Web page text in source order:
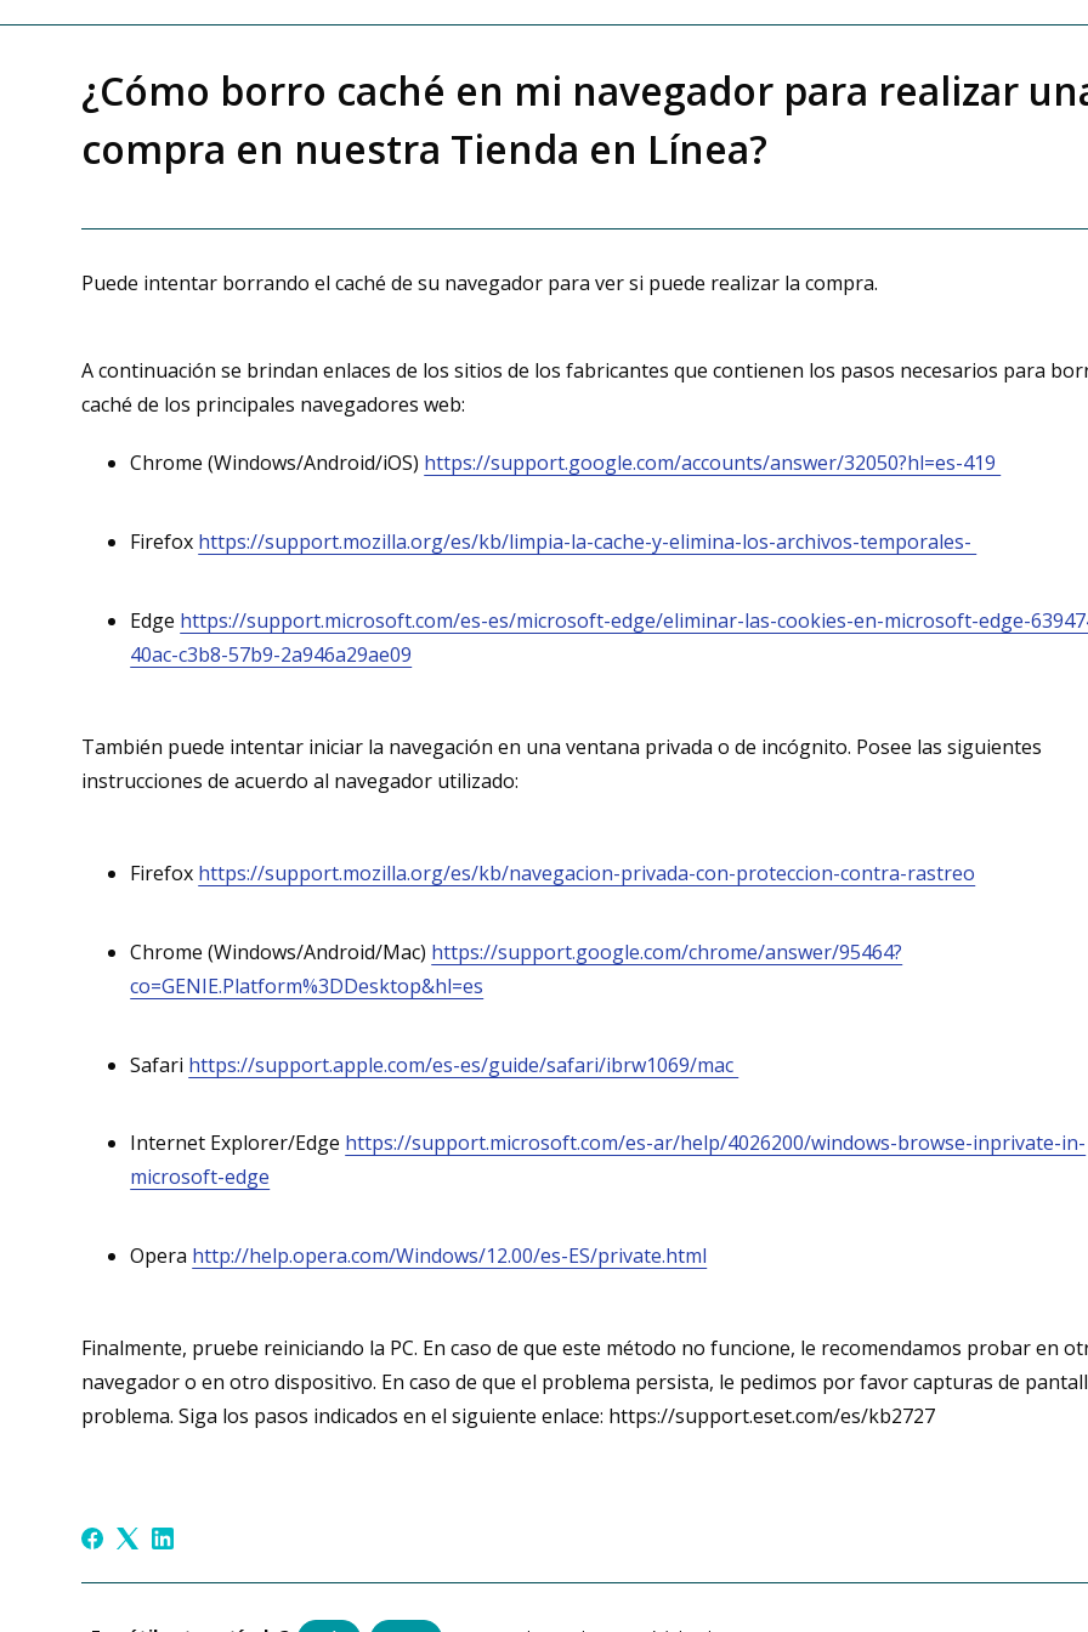
¿Cómo borro caché en mi navegador para realizar
compra en nuestra Tienda en Línea?
Puede intentar borrando el caché de su navegador para ver si puede realizar la compra.
A continuación se brindan enlaces de los sitios de los fabricantes que contienen los pasos necesarios para
caché de los principales navegadores web:
Chrome (Windows/Android/iOS) https://support.google.com/accounts/answer/32050?hl=es-419
Firefox https://support.mozilla.org/es/kb/limpia-la-cache-y-elimina-los-archivos-temporales-
Edge https://support.microsoft.com/es-es/microsoft-edge/eliminar-las-cookies-en-microsoft-edge-
40ac-c3b8-57b9-2a946a29ae09
También puede intentar iniciar la navegación en una ventana privada o de incógnito. Posee las siguientes
instrucciones de acuerdo al navegador utilizado:
Firefox https://support.mozilla.org/es/kb/navegacion-privada-con-proteccion-contra-rastreo
Chrome (Windows/Android/Mac) https://support.google.com/chrome/answer/95464?
co=GENIE.Platform%3DDesktop&hl=es
Safari https://support.apple.com/es-es/guide/safari/ibrw1069/mac
Internet Explorer/Edge https://support.microsoft.com/es-ar/help/4026200/windows-browse-inprivate-in-
microsoft-edge
Opera http://help.opera.com/Windows/12.00/es-ES/private.html
Finalmente, pruebe reiniciando la PC. En caso de que este método no funcione, le recomendamos probar en
navegador o en otro dispositivo. En caso de que el problema persista, le pedimos por favor capturas de
problema. Siga los pasos indicados en el siguiente enlace: https://support.eset.com/es/kb2727